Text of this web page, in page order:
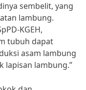
sembelit, yang
lambung.
KGEH,
tubuh dapat
asam lambung
lapisan lambung.”